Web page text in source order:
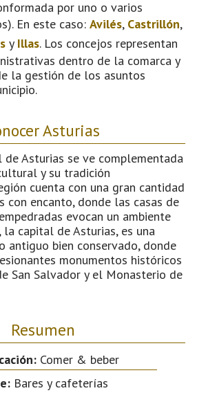
por uno o varios
En este caso: Avilés, Castrillón,
y Illas. Los concejos representan
dentro de la comarca y
la gestión de los asuntos
Asturias
Asturias se ve complementada
y su tradición
cuenta con una gran cantidad
con encanto, donde las casas de
evocan un ambiente
capital de Asturias, es una
antiguo bien conservado, donde
monumentos históricos
San Salvador y el Monasterio de
Resumen
Comer & beber
Bares y cafeterías